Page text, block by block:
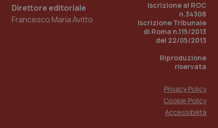
Direttore editoriale
Francesco Maria Avitto
Iscrizione al ROC
n.34308
Iscrizione Tribunale
di Roma n.115/2013
del 22/05/2013
Riproduzione
riservata
Privacy Policy
Cookie Policy
Accessibilità
.quotidianosanita.it
1
mese